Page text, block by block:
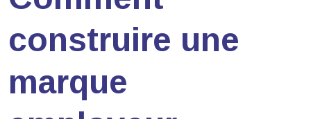
construire une
marque